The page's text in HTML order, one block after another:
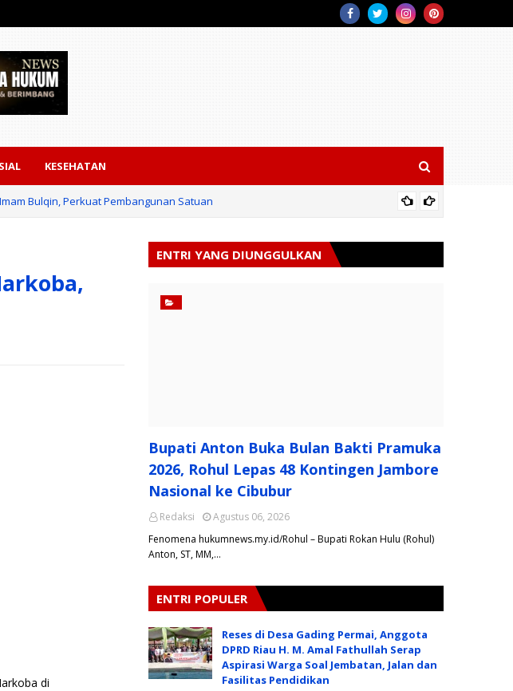
KESEHATAN
Bulqin, Perkuat Pembangunan Satuan
di
ENTRI YANG DIUNGGULKAN
Bupati Anton Buka Bulan Bakti Pramuka
2026, Rohul Lepas 48 Kontingen Jambore
Nasional ke Cibubur
Redaksi
Agustus 06, 2026
​Fenomena hukumnews.my.id/Rohul – Bupati Rokan Hulu (Rohul)
Anton, ST, MM,…
ENTRI POPULER
Reses di Desa Gading Permai, Anggota
DPRD Riau H. M. Amal Fathullah Serap
Aspirasi Warga Soal Jembatan, Jalan dan
Fasilitas Pendidikan